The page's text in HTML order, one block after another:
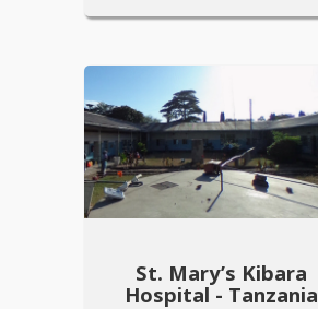
St. Mary’s Kibara
Hospital - Tanzania